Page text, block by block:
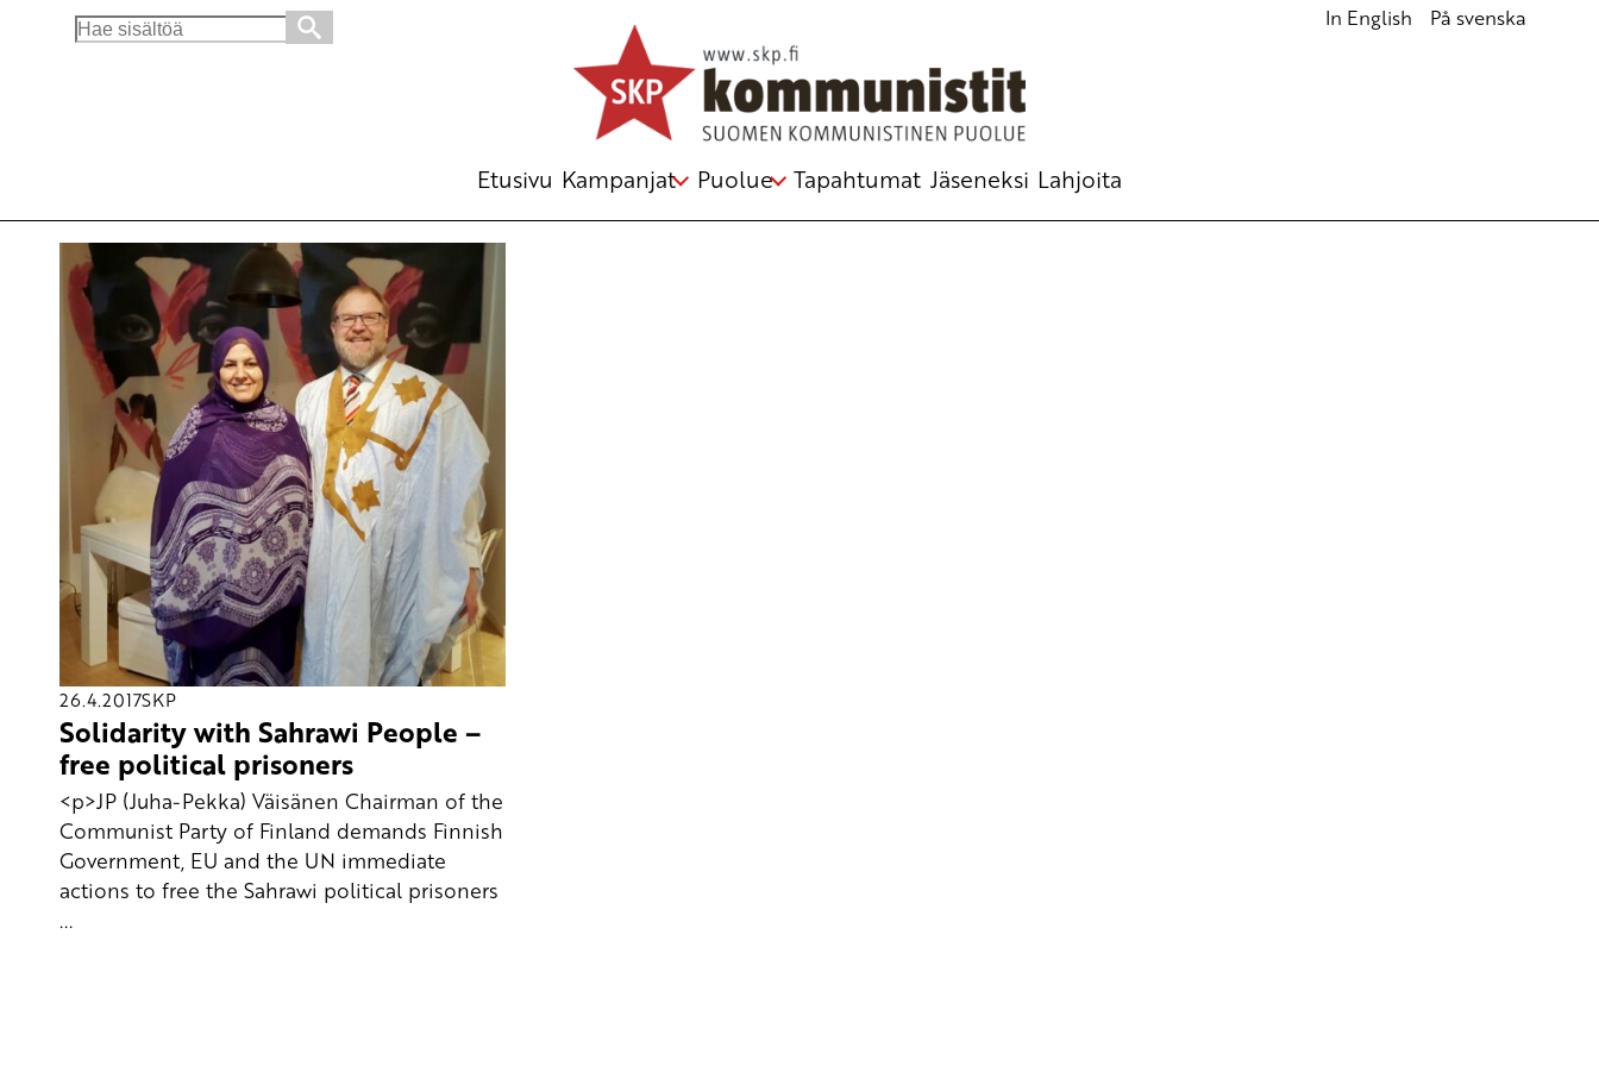
Search
In English På svenska
Etusivu Kampanjat Puolue Tapahtumat Jäseneksi Lahjoita
Avainsana
Juha Sipilä
26.4.2017SKP
Solidarity with Sahrawi People –
free political prisoners
<p>JP (Juha-Pekka) Väisänen Chairman of the
Communist Party of Finland demands Finnish
Government, EU and the UN immediate
actions to free the Sahrawi political prisoners
...